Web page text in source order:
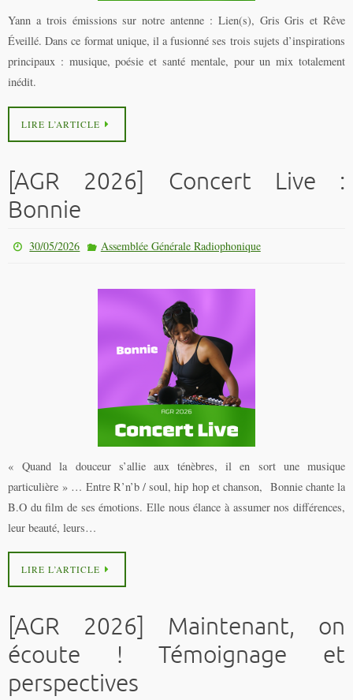
Yann a trois émissions sur notre antenne : Lien(s), Gris Gris et Rêve
Éveillé. Dans ce format unique, il a fusionné ses trois sujets d’inspirations
principaux : musique, poésie et santé mentale, pour un mix totalement
inédit.
LIRE L’ARTICLE
[AGR 2026] Concert Live :
Bonnie
30/05/2026 Assemblée Générale Radiophonique
« Quand la douceur s’allie aux ténèbres, il en sort une musique
particulière » … Entre R’n’b / soul, hip hop et chanson, Bonnie chante la
B.O du film de ses émotions. Elle nous élance à assumer nos différences,
leur beauté, leurs…
LIRE L’ARTICLE
[AGR 2026] Maintenant, on
écoute ! Témoignage et
perspectives